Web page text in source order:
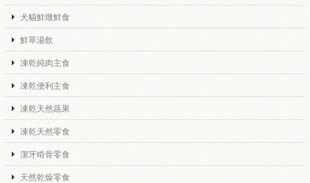
犬貓鮮燉鮮食
鮮萃湯飲
凍乾純肉主食
凍乾便利主食
凍乾天然蔬果
凍乾天然零食
潔牙啃骨零食
天然乾燥零食